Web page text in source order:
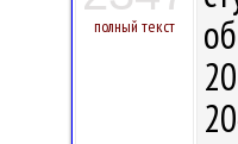
полный текст